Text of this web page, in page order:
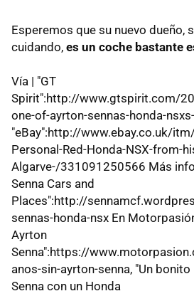
Esperemos que su nuevo dueño,
cuidando, es un coche bastante
Vía | "GT
Spirit":http://www.gtspirit.com/
one-of-ayrton-sennas-honda-
"eBay":http://www.ebay.co.uk/
Personal-Red-Honda-NSX-from-
Algarve-/331091250566 Más
Senna Cars and
Places":http://
sennas-honda-nsx En
Ayrton
Senna":https://
anos-sin-ayrton-senna, "Un
Senna con un Honda